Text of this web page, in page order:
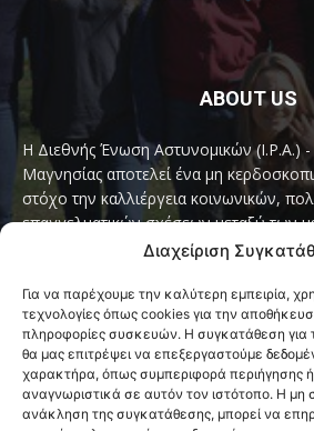
Διαχείριση
Για να παρέχουμε την καλύτερη εμπειρία,
τεχνολογίες όπως cookies για την
πληροφορίες συσκευών. Η συγκατάθεση για
θα μας επιτρέψει να επεξεργαστούμε
χαρακτήρα, όπως συμπεριφορά περιήγησης
αναγνωριστικά σε αυτόν τον ιστότοπο. Η μη
ανάκληση της συγκατάθεσης, μπορεί να
ABOUT US
Η Διεθνής Ένωση Αστυνομικών (I.P.A.) -
Μαγνησίας αποτελεί ένα μη
στόχο την καλλιέργεια κοινωνικών,
επαγγελματικών σχέσεων μεταξύ των
παγκόσμιο σύνθημα «Servo per
Contact us:ipamagnesia@gmail.com
FOLLOW US